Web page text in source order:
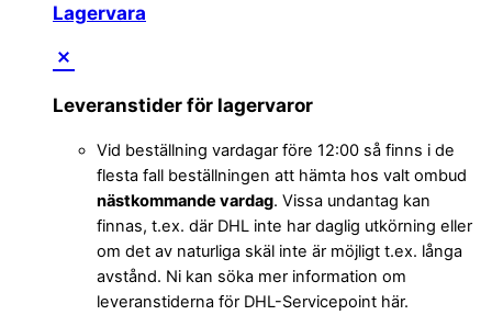
Lagervara
Leveranstider för lagervaror
Vid beställning vardagar före 12:00 så finns i de
flesta fall beställningen att hämta hos valt ombud
nästkommande vardag. Vissa undantag kan
finnas, t.ex. där DHL inte har daglig utkörning eller
om det av naturliga skäl inte är möjligt t.ex. långa
avstånd. Ni kan söka mer information om
leveranstiderna för DHL-Servicepoint här.